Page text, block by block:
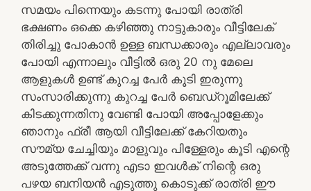
സമയം പിന്നെയും കടന്നു പോയി രാത്രി
ഭക്ഷണം ഒക്കെ കഴിഞ്ഞു നാട്ടുകാരും വീട്ടിലേക്
തിരിച്ചു പോകാൻ ഉള്ള ബന്ധക്കാരും എല്ലാവരും
പോയി എന്നാലും വീട്ടിൽ ഒരു 20 നു മേലെ
ആളുകൾ ഉണ്ട് കുറച്ച പേർ കൂടി ഇരുന്നു
സംസാരിക്കുന്നു കുറച്ച പേർ ബെഡ്‌റൂമിലേക്ക്
കിടക്കുന്നതിനു വേണ്ടി പോയി അപ്പോളേക്കും
ഞാനും ഫ്രീ ആയി വീട്ടിലേക്ക് കേറിയതും
സൗമ്യ ചേച്ചിയും മാളുവും പിള്ളേരും കൂടി എന്റെ
അടുത്തേക്ക് വന്നു എടാ ഇവൾക് നിന്റെ ഒരു
പഴയ ബനിയൻ എടുത്തു കൊടുക്ക് രാത്രി ഈ